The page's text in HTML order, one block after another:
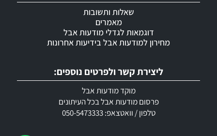
ליצירת קשר ולפרטים נוספים:
מוקד מודעות אבל
פרסום מודעות אבל בכל העיתונים
טלפון / וואטצאפ: 050-5473333
שאלות ותשובות
מאמרים
דוגמאות לגדלי מודעות אבל
מחירון למודעות אבל בידיעות אחרונות